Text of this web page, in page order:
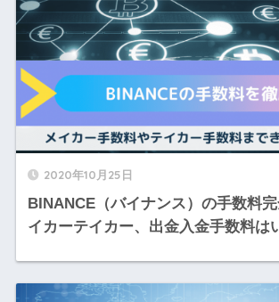
2020年10月25日
BINANCE（バイナンス）の手数料
イカーテイカー、出金入金手数料は